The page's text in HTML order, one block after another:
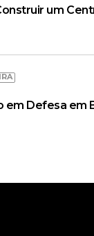
um
em Defesa em